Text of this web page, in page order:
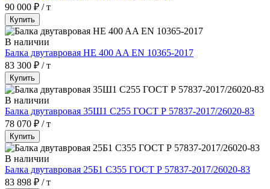
90 000 ₽ / т
Купить
В наличии
Балка двутавровая HE 400 AA EN 10365-2017
83 300 ₽ / т
Купить
В наличии
Балка двутавровая 35Ш1 С255 ГОСТ Р 57837-2017/26020-83
78 070 ₽ / т
Купить
В наличии
Балка двутавровая 25Б1 С355 ГОСТ Р 57837-2017/26020-83
83 898 ₽ / т